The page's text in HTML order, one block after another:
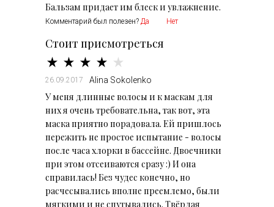
Бальзам придает им блеск и увлажнение.
Комментарий был полезен? Да Нет
Стоит присмотреться
26.09.2017 Alina Sokolenko
У меня длинные волосы и к маскам для
них я очень требовательна, так вот, эта
маска приятно порадовала. Ей пришлось
пережить не простое испытание - волосы
после часа хлорки в бассейне. Двоечники
при этом отсеиваются сразу :) И она
справилась! Без чудес конечно, но
расчесывались вполне преемлемо, были
мягкими и не спутывались. Твёрдая